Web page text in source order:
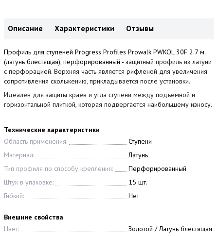
Описание Характеристики Отзывы
Профиль для ступеней Progress Profiles Prowalk PWKOL 30F 2.7 м.
(латунь блестящая), перфорированный - защитный профиль из латуни
c перфорацией. Верхняя часть является рифленой для увеличения
сопротивления скольжению, прикладывается после установки.
Идеален для защиты краев и угла ступени между подъемной и
горизонтальной плиткой, которая подвергается наибольшему износу.
Технические характеристики
Область применения:
Ступени
Материал:
Латунь
Тип профиля по способу крепления:
Перфорированный
Штук в упаковке:
15 шт.
Гибкий:
Нет
Внешние свойства
Цвет:
Золотой / Латунь блестящая